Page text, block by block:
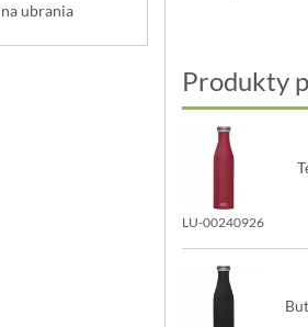
ubrania
Produkty
LU-00240926